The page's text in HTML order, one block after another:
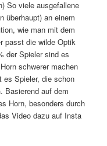
So viele ausgefallene
überhaupt) an einem
wie man mit dem
passt die wilde Optik
der Spieler sind es
schwerer machen
es Spieler, die schon
Basierend auf dem
Horn, besonders durch
Video dazu auf Insta